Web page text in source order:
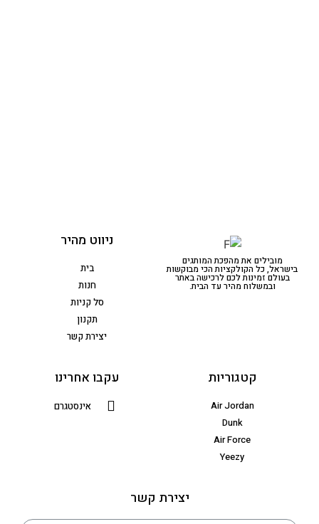
מובילים את מהפכת המותגים
בישראל, כל הקולקציות הכי מבוקשות
בעולם זמינות לכם לרכישה באתר
ובמשלוח מהיר עד הבית.
ניווט מהיר
בית
חנות
סל קניות
תקנון
יצירת קשר
קטגוריות
Air Jordan
Dunk
Air Force
Yeezy
עקבו אחרינו
אינסטגרם
יצירת קשר